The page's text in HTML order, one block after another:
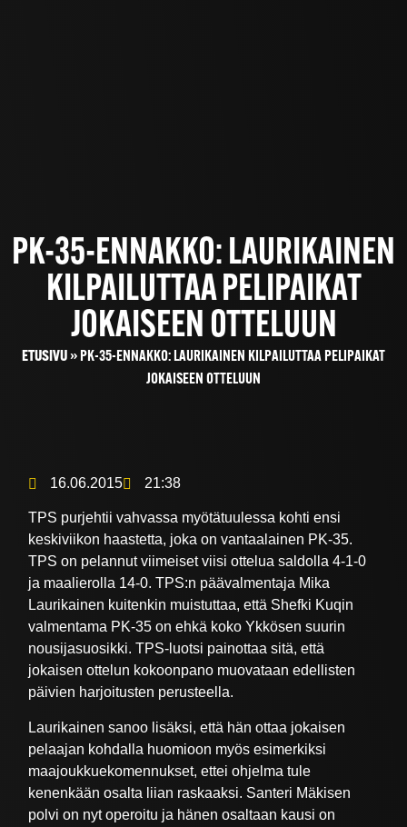
PK-35-ENNAKKO: LAURIKAINEN
KILPAILUTTAA PELIPAIKAT
JOKAISEEN OTTELUUN
ETUSIVU» PK-35-ENNAKKO: LAURIKAINEN KILPAILUTTAA PELIPAIKAT
JOKAISEEN OTTELUUN
16.06.2015 21:38
TPS purjehtii vahvassa myötätuulessa kohti ensi
keskiviikon haastetta, joka on vantaalainen PK-35.
TPS on pelannut viimeiset viisi ottelua saldolla 4-1-0
ja maalierolla 14-0. TPS:n päävalmentaja Mika
Laurikainen kuitenkin muistuttaa, että Shefki Kuqin
valmentama PK-35 on ehkä koko Ykkösen suurin
nousijasuosikki. TPS-luotsi painottaa sitä, että
jokaisen ottelun kokoonpano muovataan edellisten
päivien harjoitusten perusteella.
Laurikainen sanoo lisäksi, että hän ottaa jokaisen
pelaajan kohdalla huomioon myös esimerkiksi
maajoukkuekomennukset, ettei ohjelma tule
kenenkään osalta liian raskaaksi. Santeri Mäkisen
polvi on nyt operoitu ja hänen osaltaan kausi on